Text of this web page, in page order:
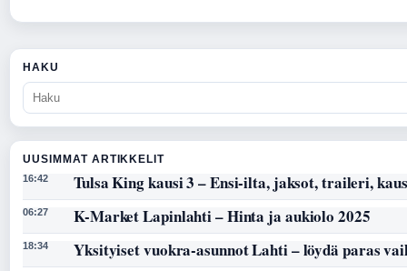
HAKU
UUSIMMAT ARTIKKELIT
16:42 Tulsa King kausi 3 – Ensi-ilta, jaksot, traileri,
06:27 K-Market Lapinlahti – Hinta ja aukiolo 2025
18:34 Yksityiset vuokra-asunnot Lahti – löydä paras